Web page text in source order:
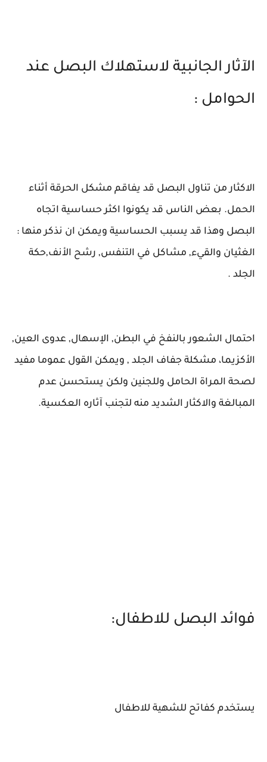
الآثار الجانبية لاستهلاك البصل عند
الحوامل :
الاكثار من تناول البصل قد يفاقم مشكل الحرقة أثناء
الحمل. بعض الناس قد يكونوا اكثر حساسية اتجاه
البصل وهذا قد يسبب الحساسية ويمكن ان نذكر منها :
الغثيان والقيء, مشاكل في التنفس, رشح الأنف,حكة
الجلد .
احتمال الشعور بالنفخ في البطن, الإسهال, عدوى العين,
الأكزيما، مشكلة جفاف الجلد , ويمكن القول عموما مفيد
لصحة المراة الحامل وللجنين ولكن يستحسن عدم
المبالغة والاكثار الشديد منه لتجنب آثاره العكسية.
فوائد البصل للاطفال:
يستخدم كفاتح للشهية للاطفال